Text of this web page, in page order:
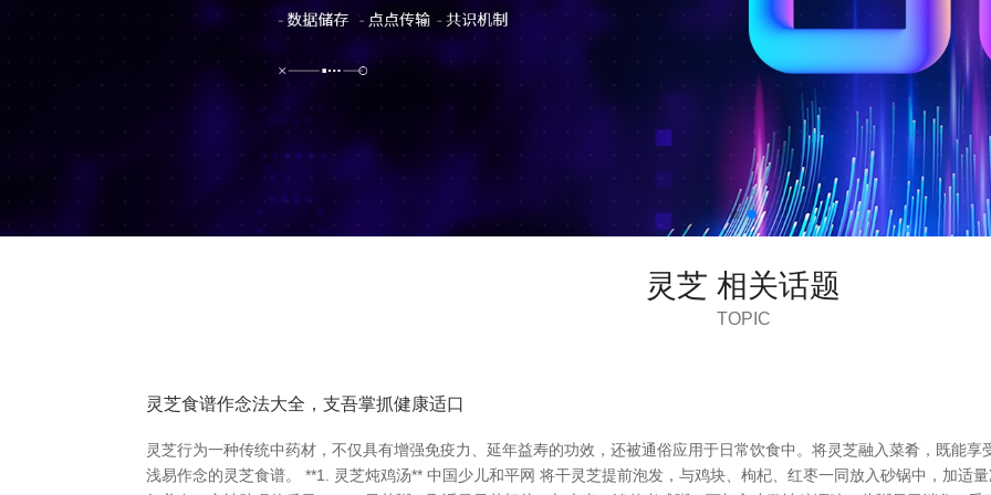
灵芝 相关话题
TOPIC
灵芝食谱作念法大全，支吾掌抓健康适口
灵芝行为一种传统中药材，不仅具有增强免疫力、延年益寿的功效，还被通俗应用于日常饮食中。将灵芝融入菜肴，既能
浅易作念的灵芝食谱。 **1. 灵芝炖鸡汤** 中国少儿和平网 将干灵芝提前泡发，与鸡块、枸杞、红枣一同放入砂锅中，加适